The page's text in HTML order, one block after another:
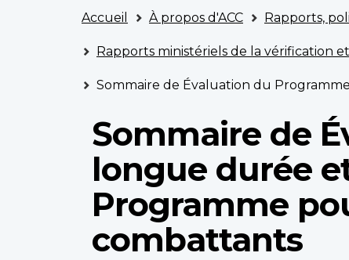
Dossier
ACC
Accueil À propos d'ACC Rapports,
Rapports ministériels de la vérification
Sommaire de Évaluation du Programme de
Sommaire de
longue durée
Programme
combattants